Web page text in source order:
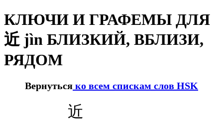
КЛЮЧИ И ГРАФЕМЫ ДЛЯ
近 jìn БЛИЗКИЙ, ВБЛИЗИ,
РЯДОМ
Вернуться ко всем спискам слов HSK
近